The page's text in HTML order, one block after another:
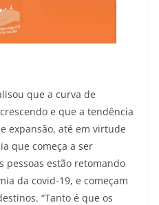
que a curva de
e que a tendência
expansão, até em virtude
que começa a ser
pessoas estão retomando
da covid-19, e começam
“Tanto é que os